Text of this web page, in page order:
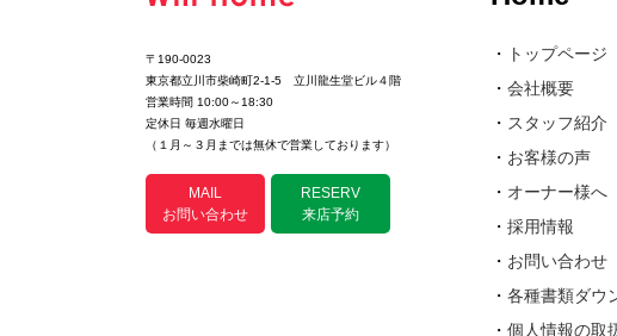
〒190-0023
東京都立川市柴崎町2-1-5 立川龍生堂ビル４階
営業時間 10:00～18:30
定休日 毎週水曜日
（１月～３月までは無休で営業しております）
MAIL
お問い合わせ
RESERV
来店予約
・
トップページ
・ 会社概要
・ スタッフ紹介
・ お客様の声
・ オーナー様へ
・ 採用情報
・ お問い合わせ
・ 各種書類ダウ
・ 個人情報の取